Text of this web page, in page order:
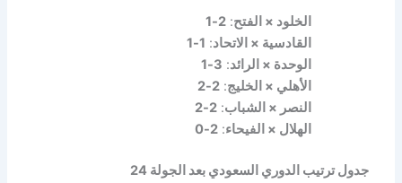
الخلود × الفتح:
2-1
القادسية × الاتحاد:
1-1
الوحدة × الرائد:
3-1
الأهلي × الخليج:
2-2
النصر × الشباب:
2-2
الهلال × الفيحاء:
2-0
جدول ترتيب الدوري السعودي بعد الجولة 24